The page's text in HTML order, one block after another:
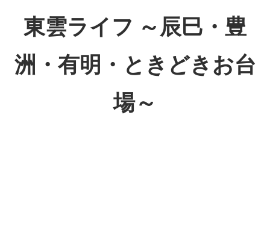
東雲ライフ ～辰巳・豊
洲・有明・ときどきお台
場～